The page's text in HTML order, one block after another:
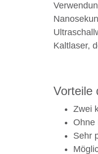
Kaltlaser,
Vorteile
Zwei
Ohne
Sehr